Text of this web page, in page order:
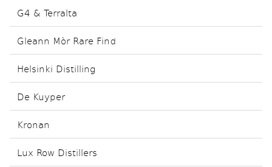
G4 & Terralta
Gleann Mòr Rare Find
Helsinki Distilling
De Kuyper
Kronan
Lux Row Distillers